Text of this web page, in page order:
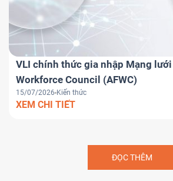
VLI chính thức gia nhập Mạng lưới
Workforce Council (AFWC)
15/07/2026 Kiến thức
XEM CHI TIẾT
ĐỌC THÊM